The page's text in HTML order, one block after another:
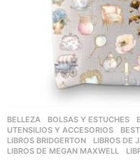
BELLEZA ,BOLSAS Y ESTUCHES ,
UTENSILIOS Y ACCESORIOS
LIBROS BRIDGERTON
,LIBROS DE
LIBROS DE MEGAN MAXWELL
,